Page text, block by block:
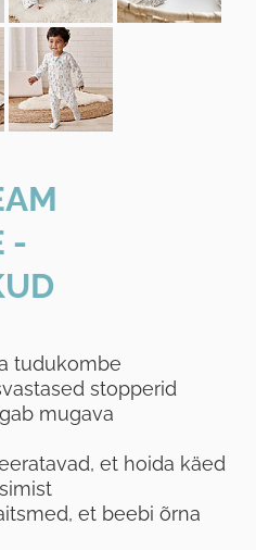
-
tudukombe
stopperid
mugava
et hoida käed
et beebi õrna